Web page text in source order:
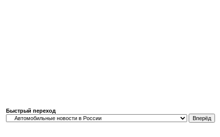
Быстрый переход